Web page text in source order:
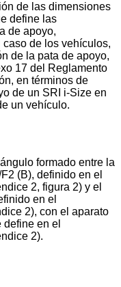
de las dimensiones
define las
de apoyo,
de los vehículos,
de la pata de apoyo,
17 del Reglamento
en términos de
de un SRI i-Size en
un vehículo.
formado entre la
(B), definido en el
2, figura 2) y el
en el
2), con el aparato
en el
2).